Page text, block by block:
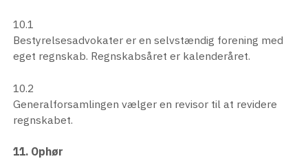
10.1
Bestyrelsesadvokater er en selvstændig forening med
eget regnskab. Regnskabsåret er kalenderåret.
10.2
Generalforsamlingen vælger en revisor til at revidere
regnskabet.
11. Ophør